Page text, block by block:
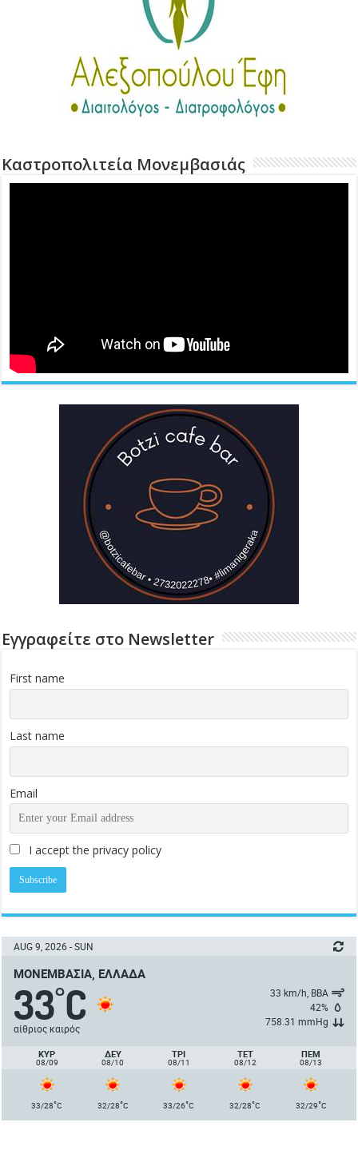
Καστροπολιτεία Μονεμβασιάς
Εγγραφείτε στο Newsletter
First name
Last name
Email
I accept the privacy policy
AUG 9, 2026 - SUN
ΜΟΝΕΜΒΑΣΙΆ, ΕΛΛΆΔΑ
33°C
αίθριος καιρός
33 km/h, ΒΒΑ
42%
758.31 mmHg
ΚΥΡ
08/09
ΔΕΥ
08/10
ΤΡΙ
08/11
ΤΕΤ
08/12
ΠΈΜ
08/13
33/28°C 32/28°C 33/26°C 32/28°C 32/29°C